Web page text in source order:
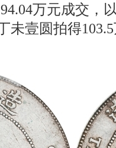
万元成交，
未壹圆拍得